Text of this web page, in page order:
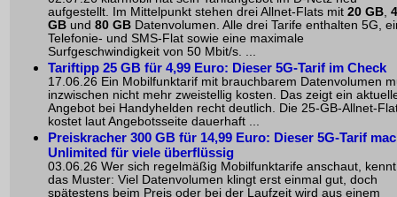
aufgestellt. Im Mittelpunkt stehen drei Allnet-Flats mit 20 GB,
GB und 80 GB Datenvolumen. Alle drei Tarife enthalten 5G,
Telefonie- und SMS-Flat sowie eine maximale
Surfgeschwindigkeit von 50 Mbit/s. ...
Tariftipp 25 GB für 4,99 Euro: Dieser 5G-Tarif im Check
17.06.26 Ein Mobilfunktarif mit brauchbarem Datenvolumen
inzwischen nicht mehr zweistellig kosten. Das zeigt ein
Angebot bei Handyhelden recht deutlich. Die 25-GB-Allnet-
kostet laut Angebotsseite dauerhaft ...
Preiskracher 300 GB für 14,99 Euro: Dieser 5G-Tarif
Unlimited für viele überflüssig
03.06.26 Wer sich regelmäßig Mobilfunktarife anschaut, kennt
das Muster: Viel Datenvolumen klingt erst einmal gut, doch
spätestens beim Preis oder bei der Laufzeit wird aus einem